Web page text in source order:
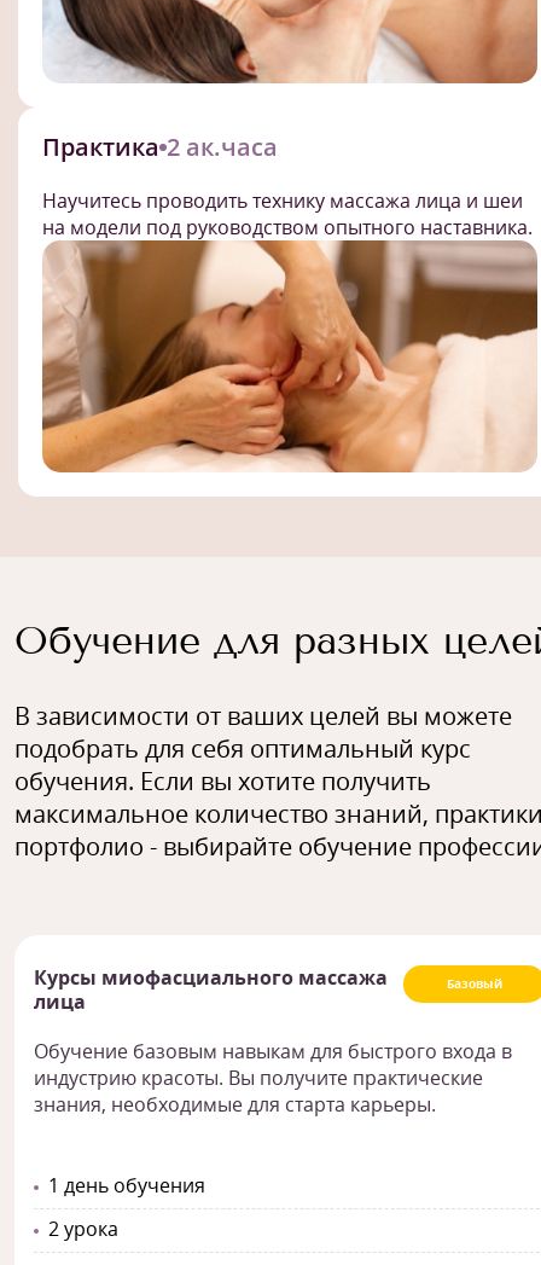
Практика 2 ак.часа
Научитесь проводить технику массажа лица и шеи
на модели под руководством опытного наставника.
Обучение для разных
В зависимости от ваших целей вы можете
подобрать для себя оптимальный курс
обучения. Если вы хотите получить
максимальное количество знаний,
портфолио - выбирайте обучение
Базовый
Курсы миофасциального массажа
лица
Обучение базовым навыкам для быстрого входа в
индустрию красоты. Вы получите практические
знания, необходимые для старта карьеры.
1 день обучения
2 урока